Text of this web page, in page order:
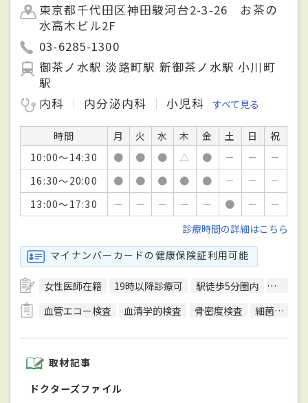
東京都千代田区神田駿河台2-3-26 お茶の
水高木ビル2F
03-6285-1300
御茶ノ水駅 淡路町駅 新御茶ノ水駅 小川町
駅
内科
内分泌内科 小児科 すべて見る
時間 月 火 水 木 金 土 日
祝
10:00～14:30
● ● ● △ ● － －
－
16:30～20:00
● ● ● ● ● － －
－
13:00～17:30
－ － － － － ● －
－
診療時間の詳細はこちら
マイナンバーカードの健康保険証利用可能
女性医師在籍 19時以降診療可 駅徒歩5分圏内
エレベ
血管エコー検査
血清学的検査 骨密度検査 細菌検査
取材記事
ドクターズファイル